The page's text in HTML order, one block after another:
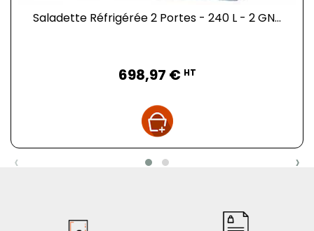
Saladette Réfrigérée 2 Portes - 240 L - 2 GN...
698,97 € HT
‹ ›